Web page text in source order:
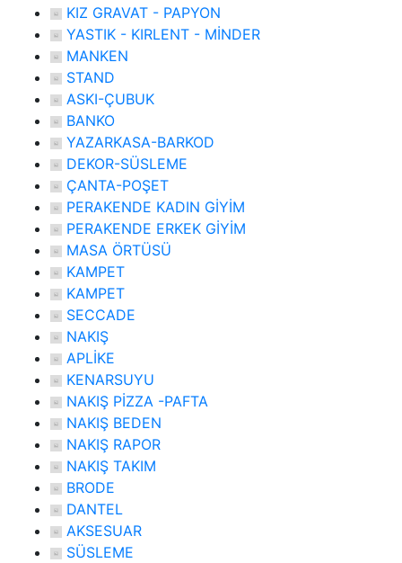
KIZ GRAVAT - PAPYON
YASTIK - KIRLENT - MİNDER
MANKEN
STAND
ASKI-ÇUBUK
BANKO
YAZARKASA-BARKOD
DEKOR-SÜSLEME
ÇANTA-POŞET
PERAKENDE KADIN GİYİM
PERAKENDE ERKEK GİYİM
MASA ÖRTÜSÜ
KAMPET
KAMPET
SECCADE
NAKIŞ
APLİKE
KENARSUYU
NAKIŞ PİZZA -PAFTA
NAKIŞ BEDEN
NAKIŞ RAPOR
NAKIŞ TAKIM
BRODE
DANTEL
AKSESUAR
SÜSLEME